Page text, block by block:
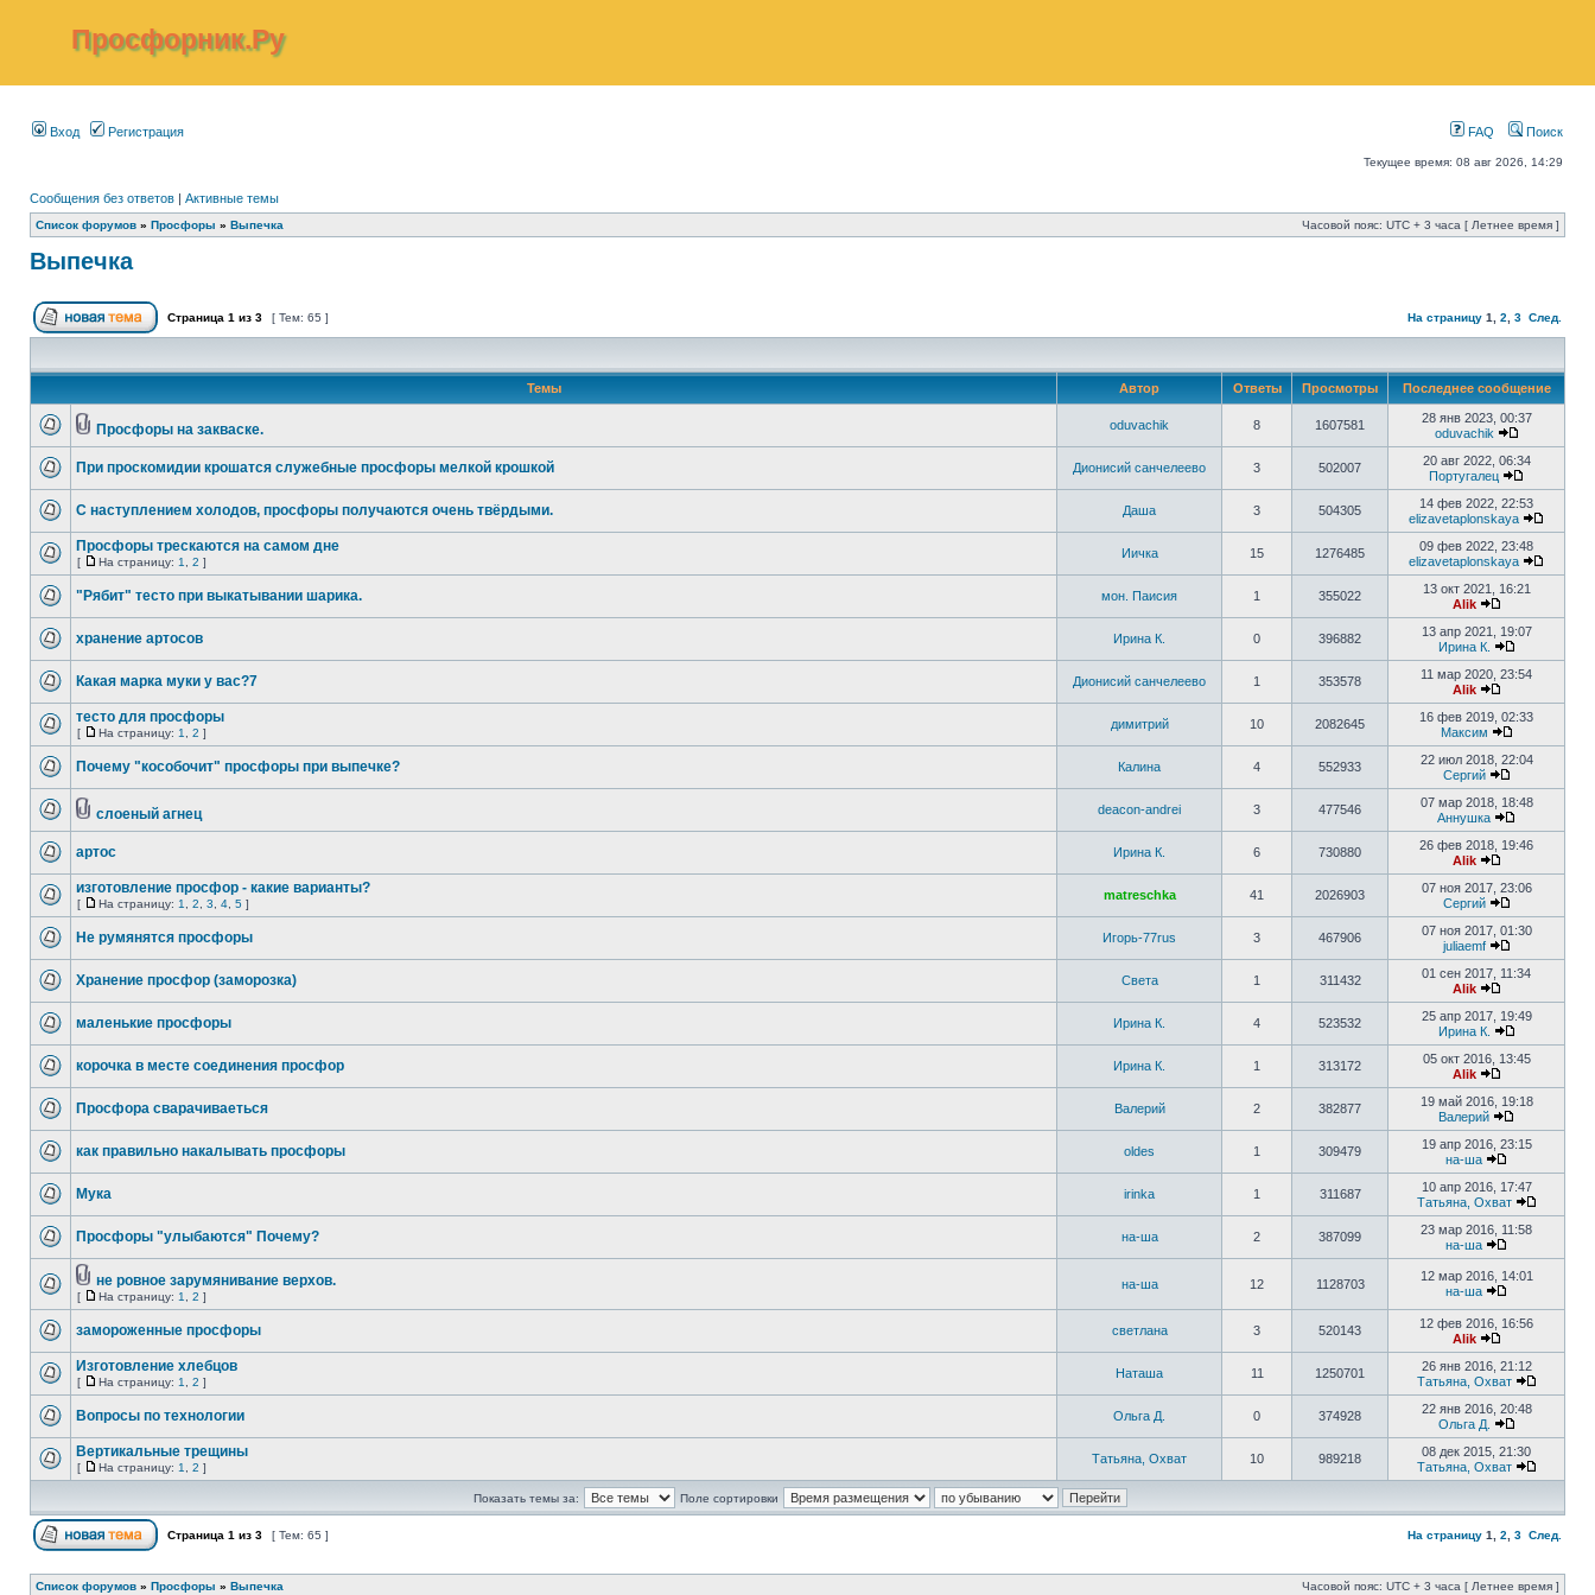
Просфорник.Ру
Вход Регистрация FAQ Поиск
Текущее время: 08 авг 2026, 14:29
Сообщения без ответов | Активные темы
Список форумов » Просфоры » Выпечка Часовой пояс: UTC + 3 часа [ Летнее время ]
Выпечка
Страница 1 из 3 [ Тем: 65 ] На страницу 1 2 3 След.
Темы Автор Ответы Просмотры Последнее сообщение
Просфоры на закваске. oduvachik 8 1607581
28 янв 2023, 00:37
oduvachik
При проскомидии крошатся служебные просфоры мелкой крошкой Дионисий санчелеево 3 502007
20 авг 2022, 06:34
Португалец
С наступлением холодов, просфоры получаются очень твёрдыми. Даша 3 504305
14 фев 2022, 22:53
elizavetaplonskaya
Просфоры трескаются на самом дне
[ На страницу: 1 2 ]
Иичка 15 1276485
09 фев 2022, 23:48
elizavetaplonskaya
"Рябит" тесто при выкатывании шарика. мон. Паисия 1 355022
13 окт 2021, 16:21
Alik
хранение артосов Ирина К. 0 396882
13 апр 2021, 19:07
Ирина К.
Какая марка муки у вас?7 Дионисий санчелеево 1 353578
11 мар 2020, 23:54
Alik
тесто для просфоры
[ На страницу: 1 2 ]
димитрий 10 2082645
16 фев 2019, 02:33
Максим
Почему "кособочит" просфоры при выпечке? Калина 4 552933
22 июл 2018, 22:04
Сергий
слоеный агнец deacon-andrei 3 477546
07 мар 2018, 18:48
Аннушка
артос Ирина К. 6 730880
26 фев 2018, 19:46
Alik
изготовление просфор - какие варианты?
[ На страницу: 1 2 3 4 5 ]
matreschka 41 2026903
07 ноя 2017, 23:06
Сергий
Не румянятся просфоры Игорь-77rus 3 467906
07 ноя 2017, 01:30
juliaemf
Хранение просфор (заморозка) Света 1 311432
01 сен 2017, 11:34
Alik
маленькие просфоры Ирина К. 4 523532
25 апр 2017, 19:49
Ирина К.
корочка в месте соединения просфор Ирина К. 1 313172
05 окт 2016, 13:45
Alik
Просфора сварачиваеться Валерий 2 382877
19 май 2016, 19:18
Валерий
как правильно накалывать просфоры oldes 1 309479
19 апр 2016, 23:15
на-ша
Мука irinka 1 311687
10 апр 2016, 17:47
Татьяна, Охват
Просфоры "улыбаются" Почему? на-ша 2 387099
23 мар 2016, 11:58
на-ша
не ровное зарумянивание верхов.
[ На страницу: 1 2 ]
на-ша 12 1128703
12 мар 2016, 14:01
на-ша
замороженные просфоры светлана 3 520143
12 фев 2016, 16:56
Alik
Изготовление хлебцов
[ На страницу: 1 2 ]
Наташа 11 1250701
26 янв 2016, 21:12
Татьяна, Охват
Вопросы по технологии Ольга Д. 0 374928
22 янв 2016, 20:48
Ольга Д.
Вертикальные трещины
[ На страницу: 1 2 ]
Татьяна, Охват 10 989218
08 дек 2015, 21:30
Татьяна, Охват
Показать темы за: Поле сортировки
Страница 1 из 3 [ Тем: 65 ] На страницу 1 2 3 След.
Список форумов » Просфоры » Выпечка Часовой пояс: UTC + 3 часа [ Летнее время ]